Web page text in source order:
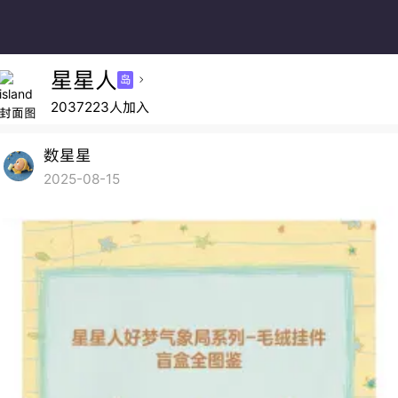
星星人 岛 
2037223人加入
数星星
2025-08-15